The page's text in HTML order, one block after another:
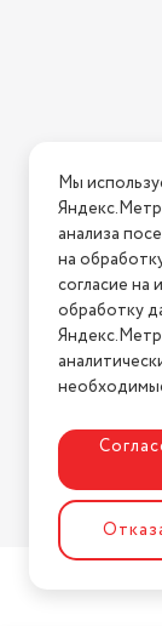
2026 ©
Мы
анализа
на
согласие на
обработку